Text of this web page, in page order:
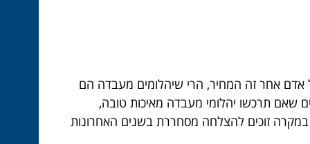
אחר זה המחיר, הרי שיהלומים מעבדה הם
אתם יכולים להיות בטוחים שאם תרכשו יהלומי מעבדה מאיכות טובה,
זוכים להצלחה מסחררת בשנים האחרונות